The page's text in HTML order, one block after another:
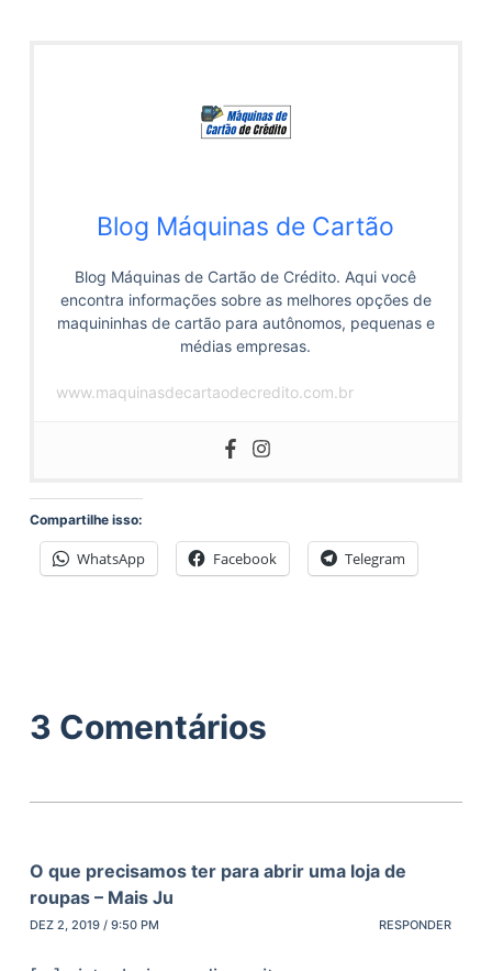
Blog Máquinas de Cartão
Blog Máquinas de Cartão de Crédito. Aqui você
encontra informações sobre as melhores opções de
maquininhas de cartão para autônomos, pequenas e
médias empresas.
www.maquinasdecartaodecredito.com.br
Compartilhe isso:
WhatsApp Facebook Telegram
3 Comentários
O que precisamos ter para abrir uma loja de
roupas – Mais Ju
DEZ 2, 2019 / 9:50 PM RESPONDER